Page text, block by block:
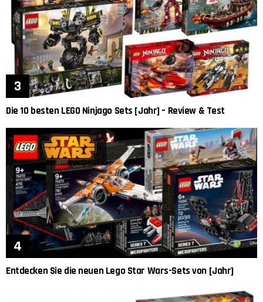
Die 10 besten LEGO Ninjago Sets [Jahr] – Review & Test
Entdecken Sie die neuen Lego Star Wars-Sets von [Jahr]